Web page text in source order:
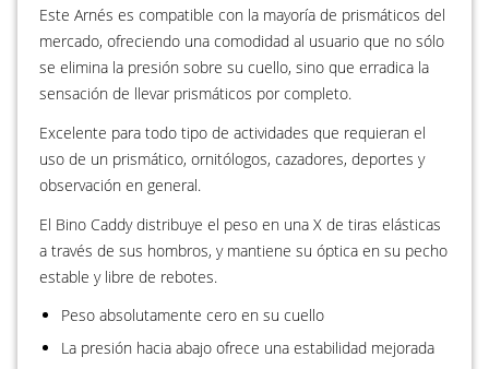
Este Arnés es compatible con la mayoría de prismáticos del
mercado, ofreciendo una comodidad al usuario que no sólo
se elimina la presión sobre su cuello, sino que erradica la
sensación de llevar prismáticos por completo.
Excelente para todo tipo de actividades que requieran el
uso de un prismático, ornitólogos, cazadores, deportes y
observación en general.
El Bino Caddy distribuye el peso en una X de tiras elásticas
a través de sus hombros, y mantiene su óptica en su pecho
estable y libre de rebotes.
Peso absolutamente cero en su cuello
La presión hacia abajo ofrece una estabilidad mejorada